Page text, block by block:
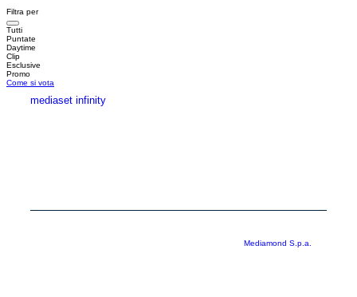
Filtra per
Tutti
Puntate
Daytime
Clip
Esclusive
Promo
Come si vota
mediaset infinity
Mediamond S.p.a.